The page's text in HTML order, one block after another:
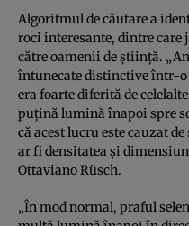
Algoritmul de căutare a
roci interesante, dintre care
către oamenii de știință.
întunecate distinctive într-o
era foarte diferită de
puțină lumină înapoi spre
că acest lucru este cauzat
ar fi densitatea și
Ottaviano Rüsch.
„În mod normal, praful